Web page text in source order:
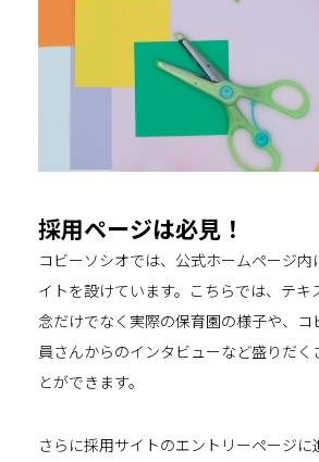
採用ページは必見！
コビーソシオでは、公式ホームページ
イトを設けています。こちらでは、テキ
念だけでなく実際の保育園の様子や、
員さんからのインタビューなど盛りだく
とができます。
さらに採用サイトのエントリーページに